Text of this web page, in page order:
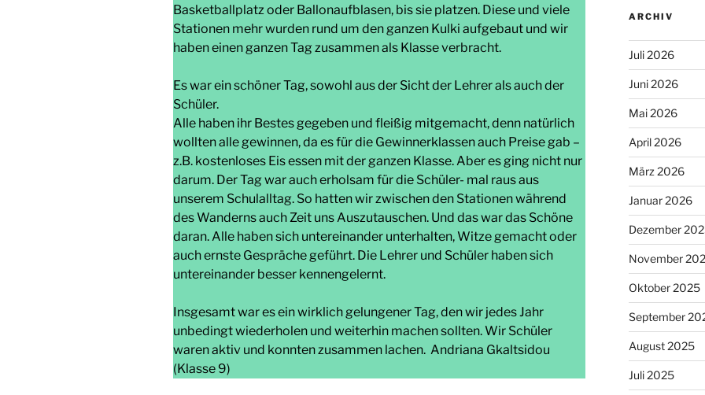
Basketballplatz oder Ballonaufblasen, bis sie platzen. Diese und viele
Stationen mehr wurden rund um den ganzen Kulki aufgebaut und wir
haben einen ganzen Tag zusammen als Klasse verbracht.
Es war ein schöner Tag, sowohl aus der Sicht der Lehrer als auch der
Schüler.
Alle haben ihr Bestes gegeben und fleißig mitgemacht, denn natürlich
wollten alle gewinnen, da es für die Gewinnerklassen auch Preise gab –
z.B. kostenloses Eis essen mit der ganzen Klasse. Aber es ging nicht nur
darum. Der Tag war auch erholsam für die Schüler- mal raus aus
unserem Schulalltag. So hatten wir zwischen den Stationen während
des Wanderns auch Zeit uns Auszutauschen. Und das war das Schöne
daran. Alle haben sich untereinander unterhalten, Witze gemacht oder
auch ernste Gespräche geführt. Die Lehrer und Schüler haben sich
untereinander besser kennengelernt.
Insgesamt war es ein wirklich gelungener Tag, den wir jedes Jahr
unbedingt wiederholen und weiterhin machen sollten. Wir Schüler
waren aktiv und konnten zusammen lachen. Andriana Gkaltsidou
(Klasse 9)
ARCHIV
Juli 2026
Juni 2026
Mai 2026
April 2026
März 2026
Januar 2026
Dezember
November
Oktober 2025
September
August 2025
Juli 2025